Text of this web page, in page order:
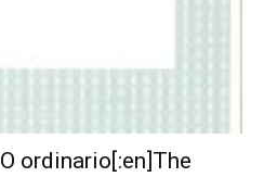
ordinario[:en]The